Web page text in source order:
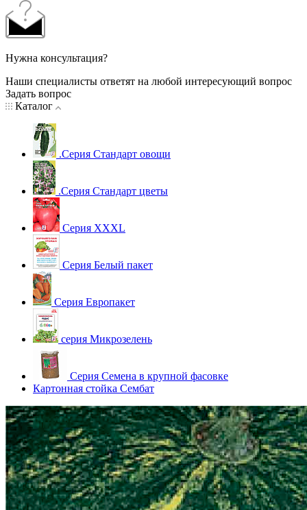
Нужна консультация?
Наши специалисты ответят на любой интересующий вопрос
Задать вопрос
Каталог
.Серия Стандарт овощи
.Серия Стандарт цветы
Серия XXXL
Серия Белый пакет
Серия Европакет
серия Микрозелень
Серия Семена в крупной фасовке
Картонная стойка Сембат